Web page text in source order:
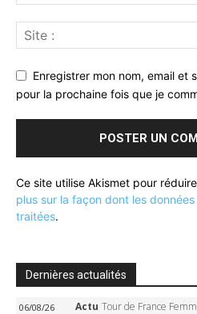
Enregistrer mon nom, email et
pour la prochaine fois que je
Ce site utilise Akismet pour
plus sur la façon dont les
traitées.
Dernières actualités
06/08/26 Actu Tour de France Femmes 2026, étape 6 – Kim Le